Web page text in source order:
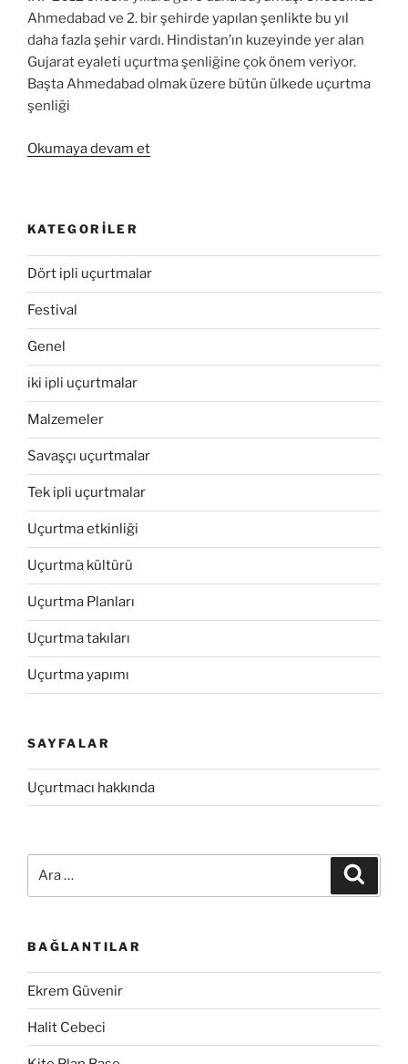
Ahmedabad ve 2. bir şehirde yapılan şenlikte bu yıl
daha fazla şehir vardı. Hindistan’ın kuzeyinde yer alan
Gujarat eyaleti uçurtma şenliğine çok önem veriyor.
Başta Ahmedabad olmak üzere bütün ülkede uçurtma
şenliği
Okumaya devam et“Ahmedabad
Hindistan”
KATEGORILER
Dört ipli uçurtmalar
Festival
Genel
iki ipli uçurtmalar
Malzemeler
Savaşçı uçurtmalar
Tek ipli uçurtmalar
Uçurtma etkinliği
Uçurtma kültürü
Uçurtma Planları
Uçurtma takıları
Uçurtma yapımı
SAYFALAR
Uçurtmacı hakkında
BAĞLANTILAR
Ekrem Güvenir
Halit Cebeci